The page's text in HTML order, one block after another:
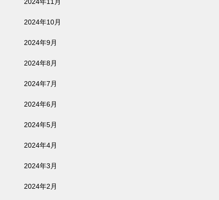
2024年10月
2024年9月
2024年8月
2024年7月
2024年6月
2024年5月
2024年4月
2024年3月
2024年2月